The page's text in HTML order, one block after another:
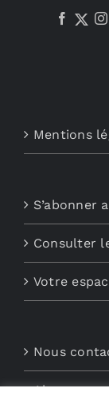
Mentions
S’abonner
Consulter
Votre
Nous